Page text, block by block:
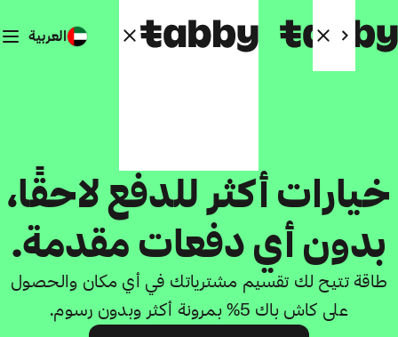
العربية
بدون أي دفعات مقدمة.
طاقة تتيح لك تقسيم مشترياتك في أي مكان والحصول
على كاش باك 5% بمرونة أكثر وبدون رسوم.